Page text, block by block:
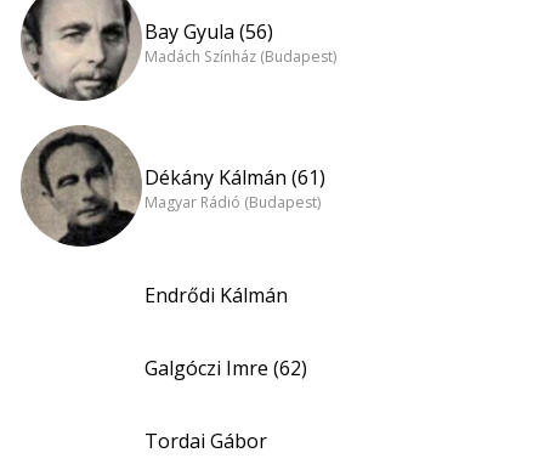
Bay Gyula (56)
Madách Színház (Budapest)
Dékány Kálmán (61)
Magyar Rádió (Budapest)
Endrődi Kálmán
Galgóczi Imre (62)
Tordai Gábor